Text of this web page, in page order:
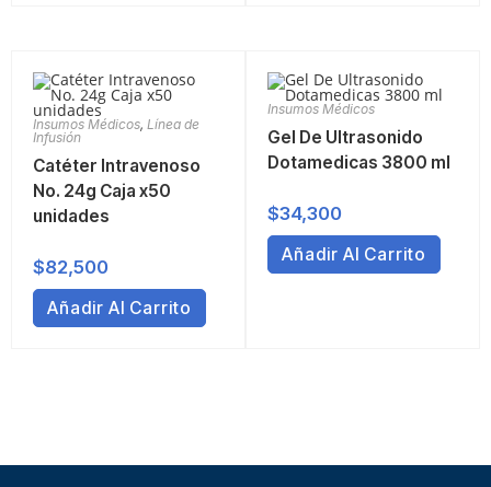
Insumos Médicos, Línea de
Infusión
Catéter Intravenoso
No. 24g Caja x50
unidades
$82,500
Añadir Al Carrito
Insumos Médicos
Gel De Ultrasonido
Dotamedicas 3800 ml
$34,300
Añadir Al Carrito